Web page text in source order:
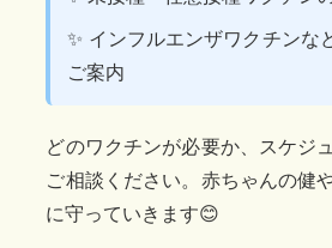
✨ インフルエンザワクチンな
ご案内
どのワクチンが必要か、スケジ
ご相談ください。赤ちゃんの健
に守っていきます😊